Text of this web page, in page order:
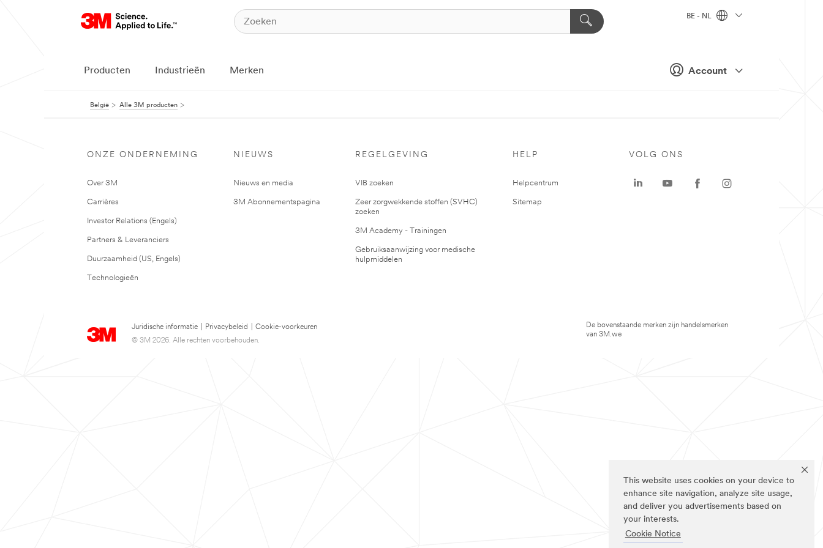
This website uses cookies on your device to
enhance site navigation, analyze site usage,
and deliver you advertisements based on
your interests.
Cookie Notice
Account
BE - NL
Producten Industrieën Merken
België Alle 3M producten
ONZE ONDERNEMING
Over 3M
Carrières
Investor Relations (Engels)
Partners & Leveranciers
Duurzaamheid (US, Engels)
Technologieën
NIEUWS
Nieuws en media
3M Abonnementspagina
REGELGEVING
VIB zoeken
Zeer zorgwekkende stoffen (SVHC)
zoeken
3M Academy - Trainingen
Gebruiksaanwijzing voor medische
hulpmiddelen
HELP
Helpcentrum
Sitemap
Juridische informatie Privacybeleid
Cookie-voorkeuren
© 3M 2026. Alle rechten voorbehouden.
VOLG ONS
De bovenstaande merken zijn handelsmerken
van 3M.we